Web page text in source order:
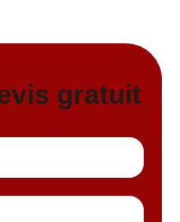
gratuit